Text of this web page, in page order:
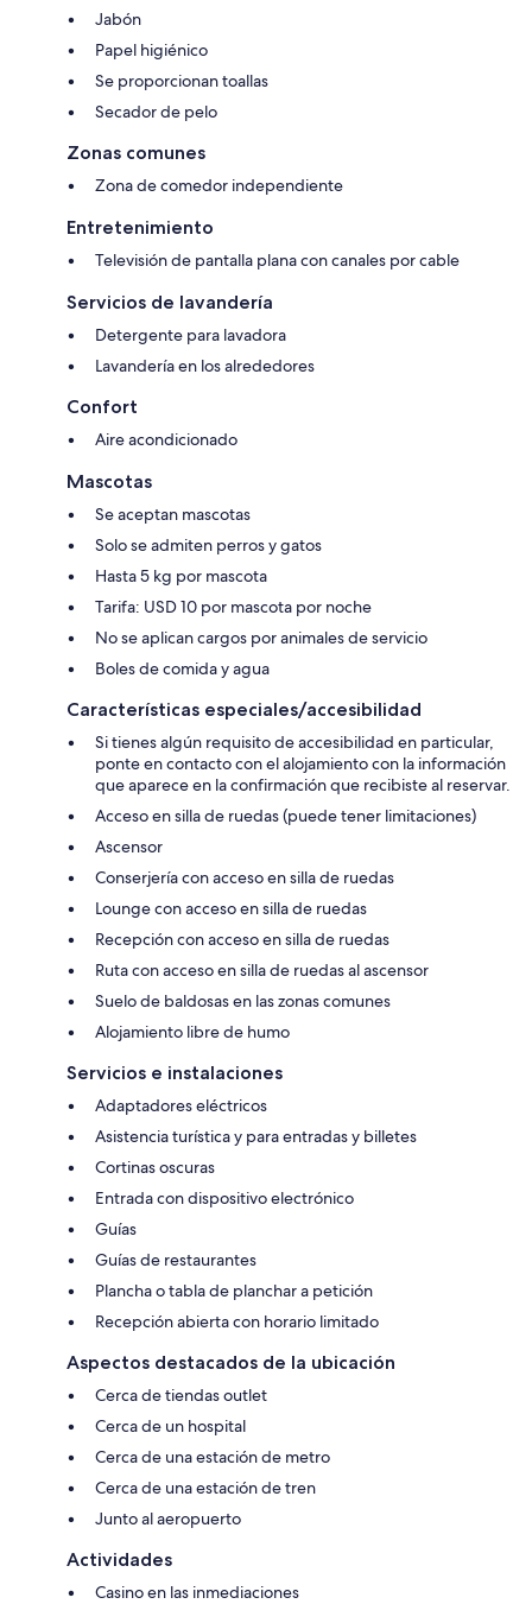
Jabón
Papel higiénico
Se proporcionan toallas
Secador de pelo
Zonas comunes
Zona de comedor independiente
Entretenimiento
Televisión de pantalla plana con canales por cable
Servicios de lavandería
Detergente para lavadora
Lavandería en los alrededores
Confort
Aire acondicionado
Mascotas
Se aceptan mascotas
Solo se admiten perros y gatos
Hasta 5 kg por mascota
Tarifa: USD 10 por mascota por noche
No se aplican cargos por animales de servicio
Boles de comida y agua
Características especiales/accesibilidad
Si tienes algún requisito de accesibilidad en particular,
ponte en contacto con el alojamiento con la información
que aparece en la confirmación que recibiste al reservar.
Acceso en silla de ruedas (puede tener limitaciones)
Ascensor
Conserjería con acceso en silla de ruedas
Lounge con acceso en silla de ruedas
Recepción con acceso en silla de ruedas
Ruta con acceso en silla de ruedas al ascensor
Suelo de baldosas en las zonas comunes
Alojamiento libre de humo
Servicios e instalaciones
Adaptadores eléctricos
Asistencia turística y para entradas y billetes
Cortinas oscuras
Entrada con dispositivo electrónico
Guías
Guías de restaurantes
Plancha o tabla de planchar a petición
Recepción abierta con horario limitado
Aspectos destacados de la ubicación
Cerca de tiendas outlet
Cerca de un hospital
Cerca de una estación de metro
Cerca de una estación de tren
Junto al aeropuerto
Actividades
Casino en las inmediaciones